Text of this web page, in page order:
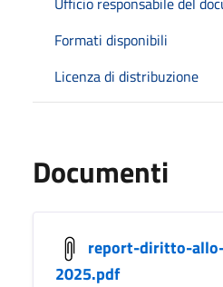
Formati disponibili
Licenza di distribuzione
Documenti
report-diritto-
2025.pdf